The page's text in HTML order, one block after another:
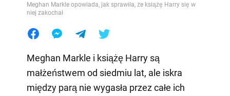
Meghan Markle opowiada, jak sprawiła, że książę Harry się w
niej zakochał
Meghan Markle i książę Harry są
małżeństwem od siedmiu lat, ale iskra
między parą nie wygasła przez całe ich